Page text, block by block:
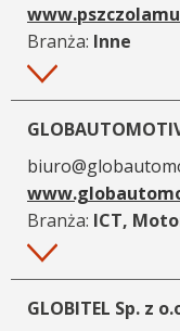
Branża: Inne
Więcej
Branża: ICT,
Więcej
GLOBITEL Sp. z